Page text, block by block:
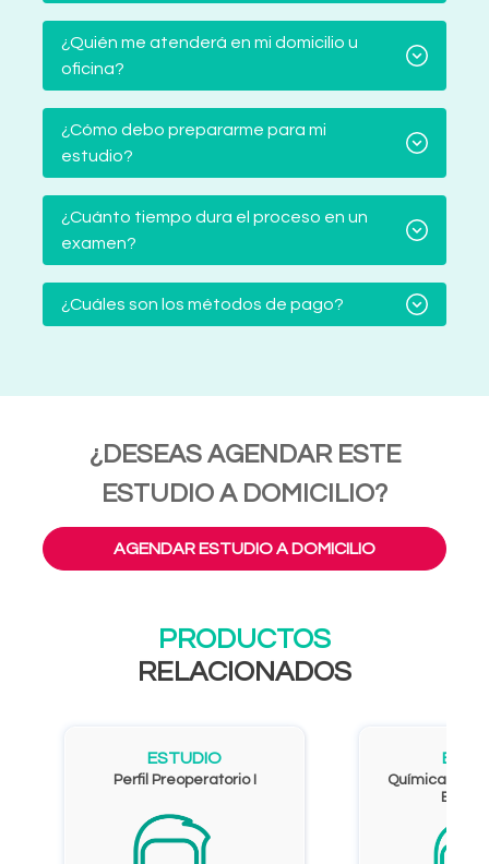
¿Quién me atenderá en mi domicilio u
oficina?
¿Cómo debo prepararme para mi
estudio?
¿Cuánto tiempo dura el proceso en un
examen?
¿Cuáles son los métodos de pago?
¿DESEAS AGENDAR ESTE
ESTUDIO A DOMICILIO?
AGENDAR ESTUDIO A DOMICILIO
PRODUCTOS
RELACIONADOS
ESTUDIO
Perfil Preoperatorio I
Química